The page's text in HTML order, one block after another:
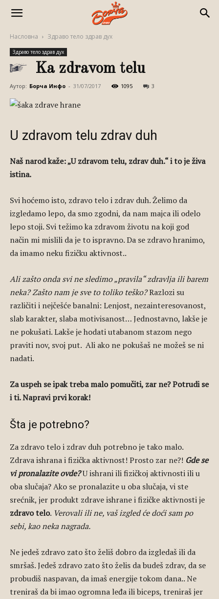
Насловна Здраво тело здрав дух
Здраво тело здрав дух
Ka zdravom telu
Аутор: Борча Инфо - 31/07/2017 1095 3
U zdravom telu zdrav duh
Naš narod kaže: „U zdravom telu, zdrav duh.“ i to je živa
istina.
Svi hoćemo isto, zdravo telo i zdrav duh. Želimo da
izgledamo lepo, da smo zgodni, da nam majca ili odelo
lepo stoji. Svi težimo ka zdravom životu na koji god
način mi mislili da je to ispravno. Da se zdravo hranimo,
da imamo neku fizičku aktivnost..
Ali zašto onda svi ne sledimo „pravila“ zdravlja ili barem
neka? Zašto nam je sve to toliko teško?Razlozi su
različiti i nejčešće banalni: Lenjost, nezainteresovanost,
slab karakter, slaba motivisanost… Jednostavno, lakše je
ne pokušati. Lakše je hodati utabanom stazom nego
praviti nov, svoj put. Ali ako ne pokušaš ne možeš se ni
nadati.
Za uspeh se ipak treba malo pomučiti, zar ne? Potrudi se
i ti. Napravi prvi korak!
Šta je potrebno?
Za zdravo telo i zdrav duh potrebno je tako malo.
Zdrava ishrana i fizička aktivnost! Prosto zar ne?! Gde se
vi pronalazite ovde?U ishrani ili fizičkoj aktivnosti ili u
oba slučaja? Ako se pronalazite u oba slučaja, vi ste
srećnik, jer produkt zdrave ishrane i fizičke aktivnosti je
zdravo telo. Verovali ili ne, vaš izgled će doći sam po
sebi, kao neka nagrada.
Ne jedeš zdravo zato što želiš dobro da izgledaš ili da
smršaš. Jedeš zdravo zato što želis da budeš zdrav, da se
probudiš naspavan, da imaš energije tokom dana.. Ne
treniraš da bi imao ogromna leđa ili biceps, treniraš jer